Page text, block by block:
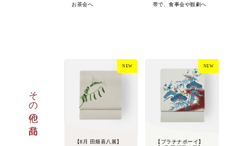
お茶会へ
帯で、食事会や観劇へ
その他の商品
【8月 田畑喜八展】
NEW
【プラチナボーイ】
NEW